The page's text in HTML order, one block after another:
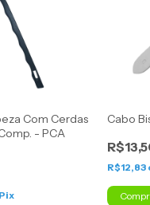
Com Cerdas
- PCA
Pix
Cabo
R$12,83